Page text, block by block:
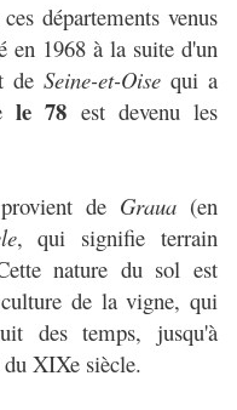
départements venus
en 1968 à la suite d'un
de Seine-et-Oise qui a
le 78 est devenu les
de Graua (en
, qui signifie terrain
nature du sol est
de la vigne, qui
des temps, jusqu'à
XIXe siècle.